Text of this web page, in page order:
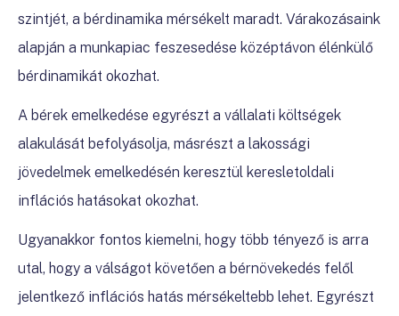
szintjét, a bérdinamika mérsékelt maradt. Várakozásaink
alapján a munkapiac feszesedése középtávon élénkülő
bérdinamikát okozhat.
A bérek emelkedése egyrészt a vállalati költségek
alakulását befolyásolja, másrészt a lakossági
jövedelmek emelkedésén keresztül keresletoldali
inflációs hatásokat okozhat.
Ugyanakkor fontos kiemelni, hogy több tényező is arra
utal, hogy a válságot követően a bérnövekedés felől
jelentkező inflációs hatás mérsékeltebb lehet. Egyrészt